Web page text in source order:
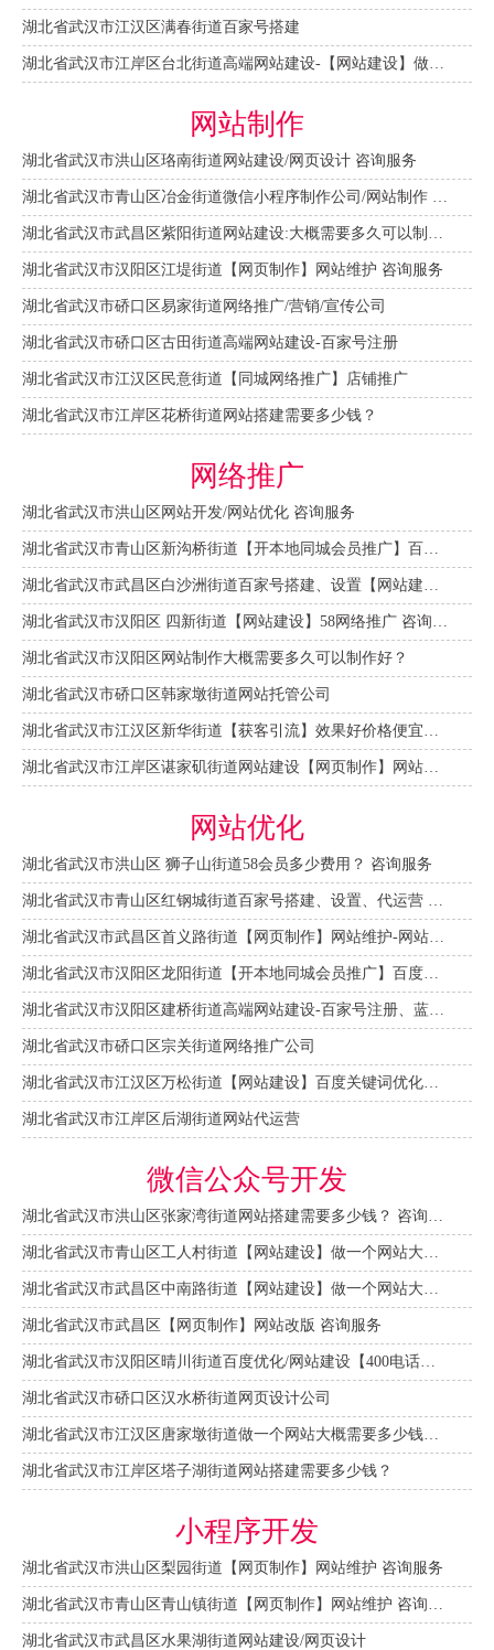
湖北省武汉市江汉区满春街道百家号搭建
网站制作
湖北省武汉市洪山区珞南街道网站建设/网页设计 咨询服务
湖北省武汉市汉阳区江堤街道【网页制作】网站维护 咨询服务
湖北省武汉市硚口区易家街道网络推广/营销/宣传公司
湖北省武汉市硚口区古田街道高端网站建设-百家号注册
湖北省武汉市江汉区民意街道【同城网络推广】店铺推广
湖北省武汉市江岸区花桥街道网站搭建需要多少钱？
网络推广
湖北省武汉市洪山区网站开发/网站优化 咨询服务
湖北省武汉市汉阳区网站制作大概需要多久可以制作好？
湖北省武汉市硚口区韩家墩街道网站托管公司
网站优化
湖北省武汉市洪山区 狮子山街道58会员多少费用？ 咨询服务
湖北省武汉市硚口区宗关街道网络推广公司
湖北省武汉市江岸区后湖街道网站代运营
微信公众号开发
湖北省武汉市武昌区【网页制作】网站改版 咨询服务
湖北省武汉市硚口区汉水桥街道网页设计公司
湖北省武汉市江岸区塔子湖街道网站搭建需要多少钱？
小程序开发
湖北省武汉市洪山区梨园街道【网页制作】网站维护 咨询服务
湖北省武汉市武昌区水果湖街道网站建设/网页设计